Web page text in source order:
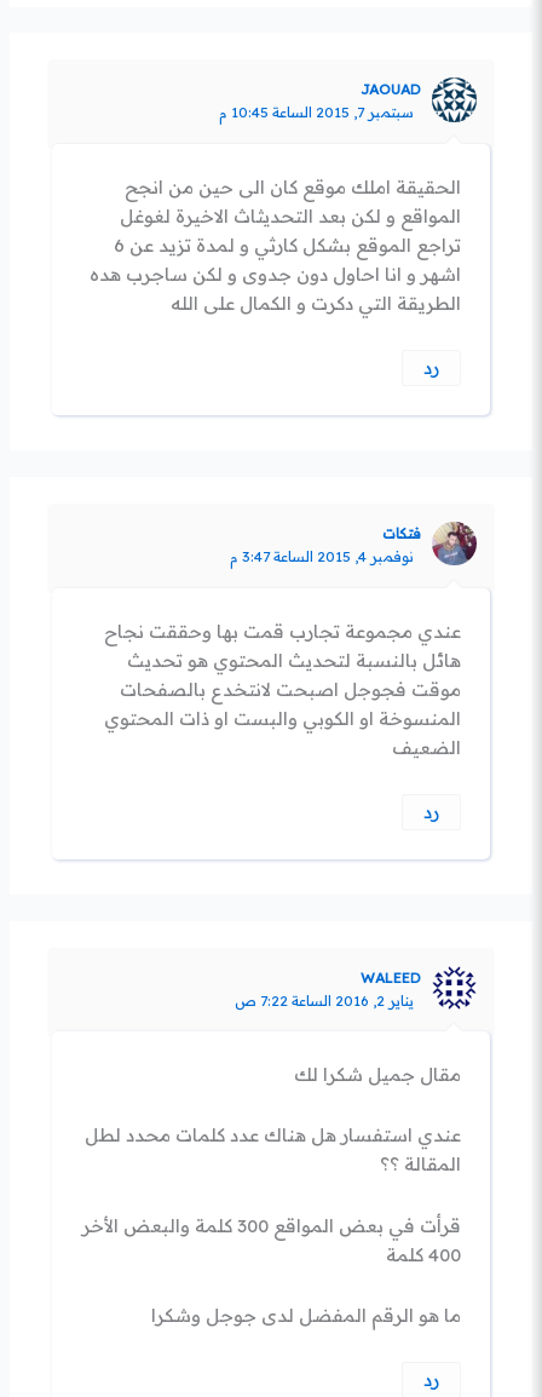
JAOUAD
سبتمبر 7, 2015 الساعة 10:45 م
الحقيقة املك موقع كان الى حين من انجح
المواقع و لكن بعد التحديثاث الاخيرة لغوغل
تراجع الموقع بشكل كارثي و لمدة تزيد عن 6
اشهر و انا احاول دون جدوى و لكن ساجرب هده
الطريقة التي دكرت و الكمال على الله
رد
فتكات
نوفمبر 4, 2015 الساعة 3:47 م
عندي مجموعة تجارب قمت بها وحققت نجاح
هائل بالنسبة لتحديث المحتوي هو تحديث
موقت فجوجل اصبحت لانتخدع بالصفحات
المنسوخة او الكوبي والبست او ذات المحتوي
الضعيف
رد
WALEED
يناير 2, 2016 الساعة 7:22 ص
مقال جميل شكرا لك
عندي استفسار هل هناك عدد كلمات محدد لطل
المقالة ؟؟
قرأت في بعض المواقع 300 كلمة والبعض الأخر
400 كلمة
ما هو الرقم المفضل لدى جوجل وشكرا
رد